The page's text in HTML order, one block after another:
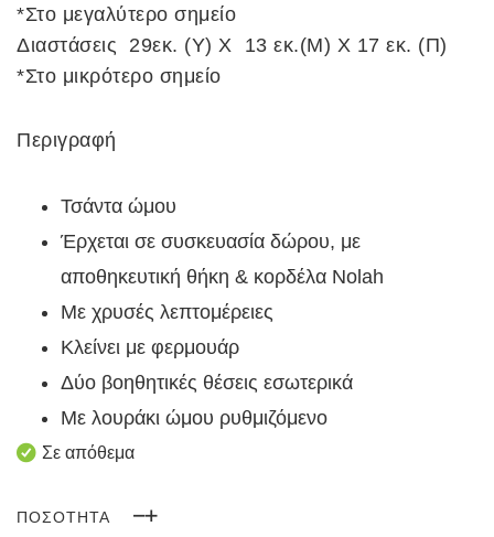
*Στο μεγαλύτερο σημείο
Διαστάσεις 29εκ. (Υ) Χ 13 εκ.(Μ) Χ 17 εκ. (Π)
*Στο μικρότερο σημείο
Περιγραφή
Τσάντα ώμου
Έρχεται σε συσκευασία δώρου, με
αποθηκευτική θήκη & κορδέλα Nolah
Με χρυσές λεπτομέρειες
Κλείνει με φερμουάρ
Δύο βοηθητικές θέσεις εσωτερικά
Με λουράκι ώμου ρυθμιζόμενο
Σε απόθεμα
ΠΟΣΌΤΗΤΑ
Γυναικεία